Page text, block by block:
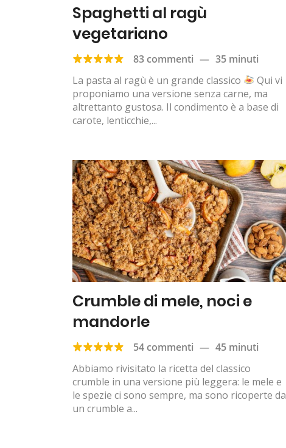
Spaghetti al ragù
vegetariano
83 commenti — 35 minuti
La pasta al ragù è un grande classico
Qui vi
proponiamo una versione senza carne, ma
altrettanto gustosa. Il condimento è a base di
carote, lenticchie,...
Crumble di mele, noci e
mandorle
54 commenti — 45 minuti
Abbiamo rivisitato la ricetta del classico
crumble in una versione più leggera: le mele e
le spezie ci sono sempre, ma sono ricoperte da
un crumble a...